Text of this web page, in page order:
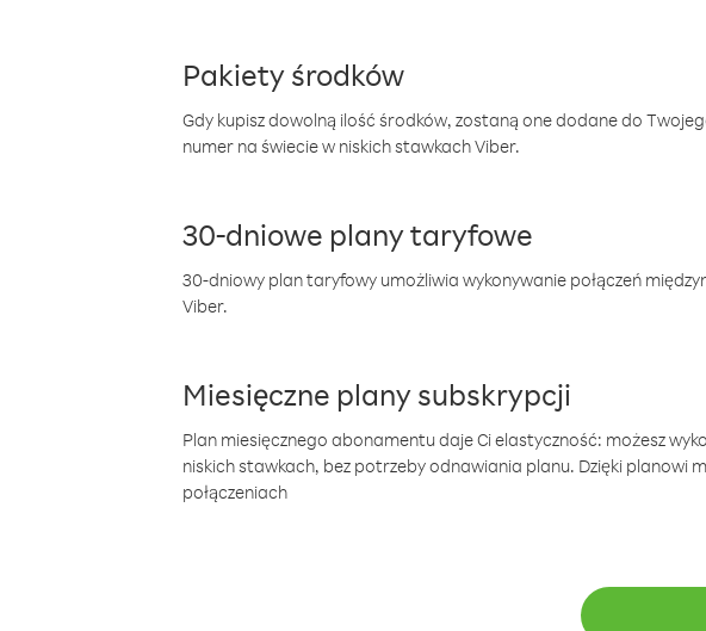
Pakiety środków
Gdy kupisz dowolną ilość środków, zostaną one dodane do
numer na świecie w niskich stawkach Viber.
30-dniowe plany taryfowe
30-dniowy plan taryfowy umożliwia wykonywanie połączeń
Viber.
Miesięczne plany subskrypcji
Plan miesięcznego abonamentu daje Ci elastyczność: możesz
niskich stawkach, bez potrzeby odnawiania planu. Dzięki planowi
połączeniach